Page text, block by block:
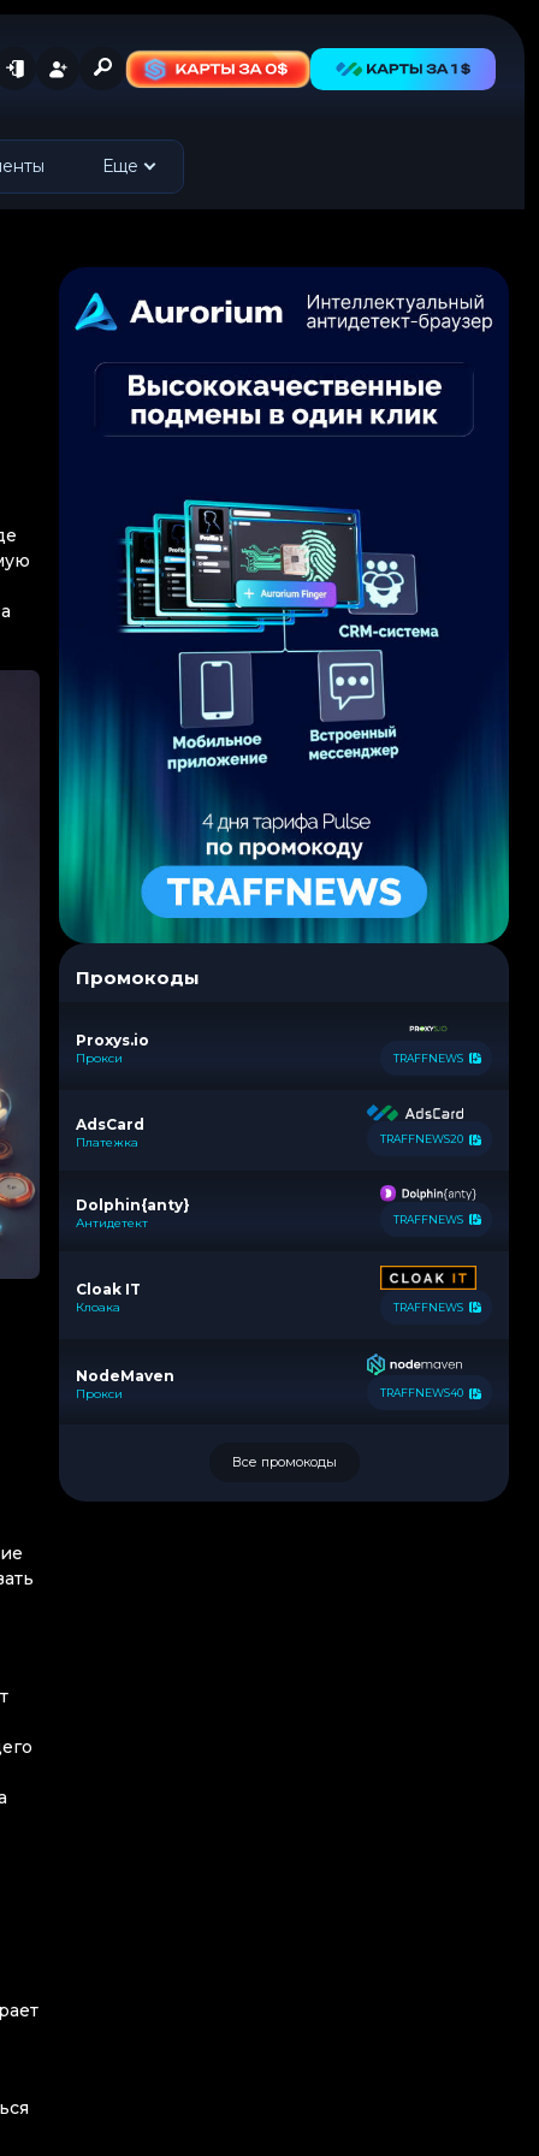
Еще
Промокоды
Proxys.io
Прокси TRAFFNEWS
AdsCard
Платежка TRAFFNEWS20
Dolphin{anty}
Антидетект TRAFFNEWS
Cloak IT
Клоака TRAFFNEWS
NodeMaven
Прокси TRAFFNEWS40
Все промокоды